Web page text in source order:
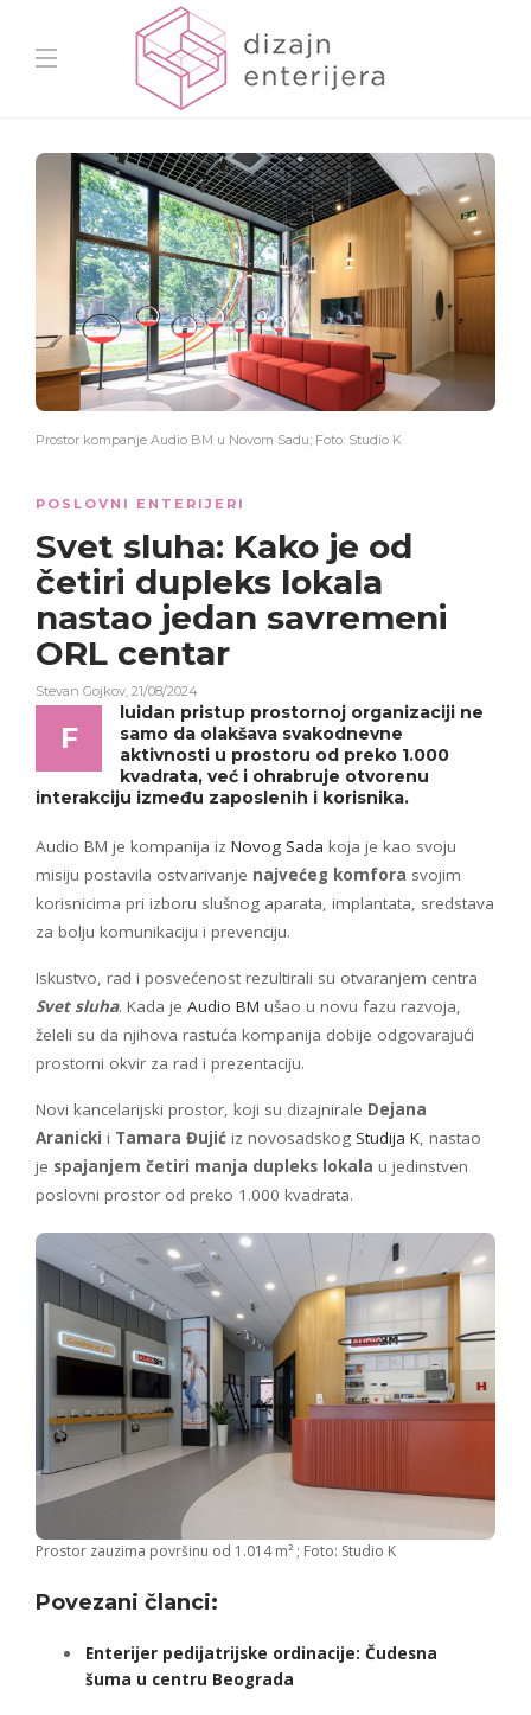
Prostor kompanje Audio BM u Novom Sadu; Foto: Studio K
POSLOVNI ENTERIJERI
Svet sluha: Kako je od
četiri dupleks lokala
nastao jedan savremeni
ORL centar
Stevan Gojkov, 21/08/2024
F
luidan pristup prostornoj organizaciji ne
samo da olakšava svakodnevne
aktivnosti u prostoru od preko 1.000
kvadrata, već i ohrabruje otvorenu
interakciju između zaposlenih i korisnika.
Audio BM je kompanija iz Novog Sada koja je kao svoju
misiju postavila ostvarivanje najvećeg komfora svojim
korisnicima pri izboru slušnog aparata, implantata, sredstava
za bolju komunikaciju i prevenciju.
Iskustvo, rad i posvećenost rezultirali su otvaranjem centra
Svet sluha. Kada je Audio BM ušao u novu fazu razvoja,
želeli su da njihova rastuća kompanija dobije odgovarajući
prostorni okvir za rad i prezentaciju.
Novi kancelarijski prostor, koji su dizajnirale Dejana
Aranicki i Tamara Đujić iz novosadskog Studija K, nastao
je spajanjem četiri manja dupleks lokala u jedinstven
poslovni prostor od preko 1.000 kvadrata.
Prostor zauzima površinu od 1.014 m² ; Foto: Studio K
Povezani članci:
Enterijer pedijatrijske ordinacije: Čudesna
šuma u centru Beograda